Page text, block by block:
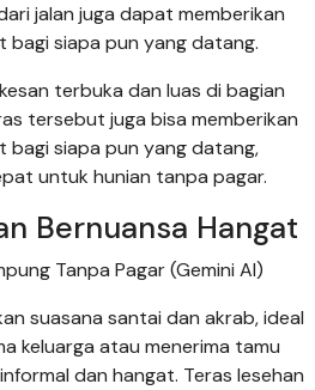
jalan juga dapat memberikan
bagi siapa pun yang datang.
terbuka dan luas di bagian
tersebut juga bisa memberikan
bagi siapa pun yang datang,
untuk hunian tanpa pagar.
Bernuansa Hangat
Tanpa Pagar (Gemini AI)
suasana santai dan akrab, ideal
keluarga atau menerima tamu
dan hangat. Teras lesehan